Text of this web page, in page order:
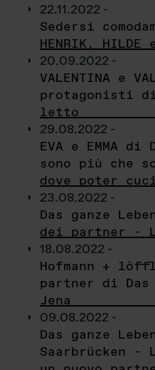
22.11.2022 -
Sedersi
HENRIK, HILDE
20.09.2022 -
VALENTINA e
protagonisti di
letto
29.08.2022 -
EVA e EMMA di
sono più che
dove poter
23.08.2022 -
Das ganze
dei partner -
18.08.2022 -
Hofmann +
partner di Das
Jena
09.08.2022 -
Das ganze
Saarbrücken -